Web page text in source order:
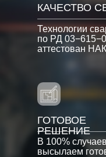
ГОТОВОЕ
РЕШЕНИЕ
КАЧЕСТВО
Технологии
по РД
аттестован
В 100%
высылаем